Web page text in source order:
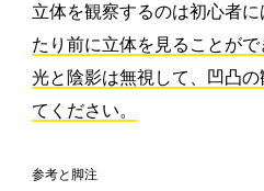
立体を観察するのは初心者に
たり前に立体を見ることが
光と陰影は無視して、凹凸
てください。
参考と脚注